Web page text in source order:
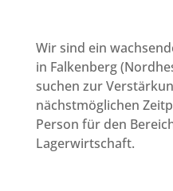
Wir sind ein
in Falkenberg
suchen zur
nächstmöglichen
Person für den
Lagerwirtschaft.